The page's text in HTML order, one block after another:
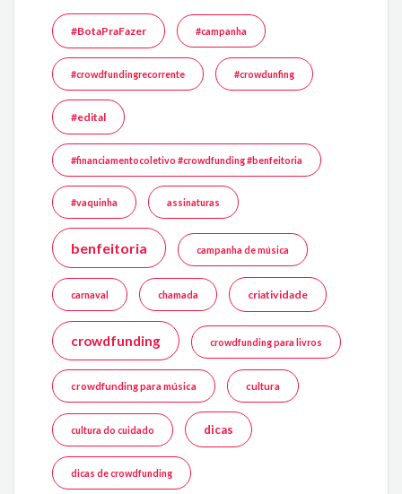
#BotaPraFazer #campanha
#crowdfundingrecorrente #crowdunfing
#edital
#financiamentocoletivo #crowdfunding #benfeitoria
#vaquinha assinaturas
benfeitoria campanha de música
carnaval chamada criatividade
crowdfunding crowdfunding para livros
crowdfunding para música cultura
cultura do cuidado dicas
dicas de crowdfunding